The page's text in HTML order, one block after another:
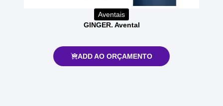
Aventais
GINGER. Avental
ADD AO ORÇAMENTO